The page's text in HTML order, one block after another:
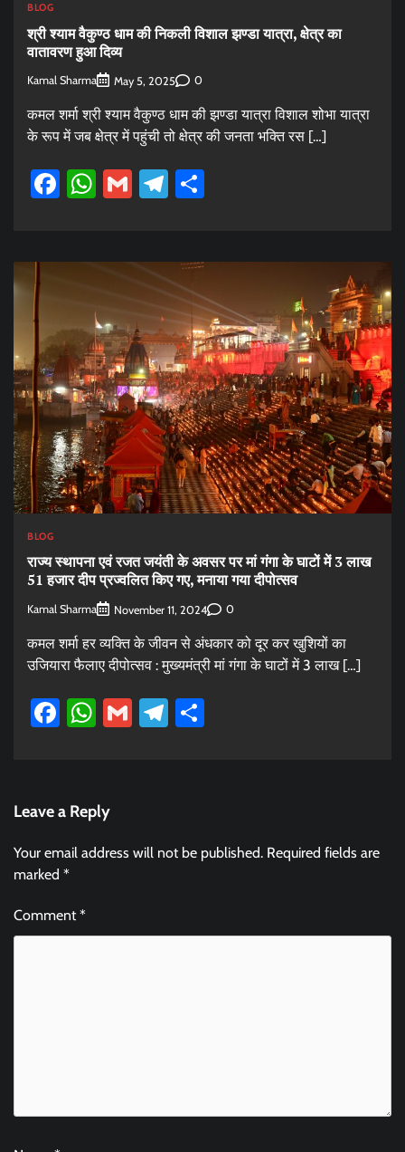
BLOG
श्री श्याम वैकुण्ठ धाम की निकली विशाल झण्डा यात्रा, क्षेत्र का
वातावरण हुआ दिव्य
Kamal Sharma May 5, 2025 0
कमल शर्मा श्री श्याम वैकुण्ठ धाम की झण्डा यात्रा विशाल शोभा यात्रा
के रूप में जब क्षेत्र में पहुंची तो क्षेत्र की जनता भक्ति रस […]
Facebook
WhatsApp
GmailTelegram
BLOG
राज्य स्थापना एवं रजत जयंती के अवसर पर मां गंगा के घाटों में 3 लाख
51 हजार दीप प्रज्वलित किए गए, मनाया गया दीपोत्सव
Kamal Sharma November 11, 2024 0
कमल शर्मा हर व्यक्ति के जीवन से अंधकार को दूर कर खुशियों का
उजियारा फैलाए दीपोत्सव : मुख्यमंत्री मां गंगा के घाटों में 3 लाख […]
Facebook
WhatsApp
GmailTelegram
Leave a Reply
Your email address will not be published. Required fields are
marked *
Comment*